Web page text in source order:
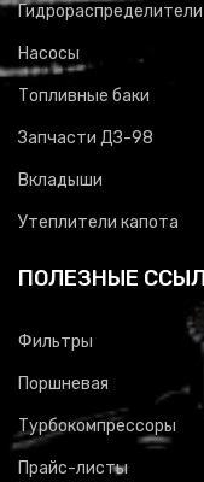
Гидрораспределители
Насосы
Топливные баки
Запчасти ДЗ-98
Вкладыши
Утеплители капота
ПОЛЕЗНЫЕ
Фильтры
Поршневая
Турбокомпрессоры
Прайс-листы